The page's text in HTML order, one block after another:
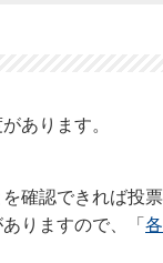
あります。
確認できれば投
りますので、「